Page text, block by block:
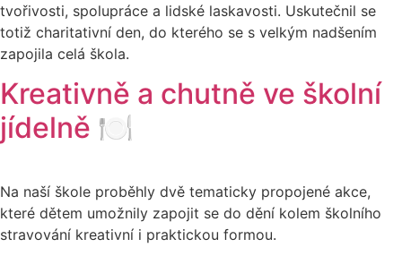
tvořivosti, spolupráce a lidské laskavosti. Uskutečnil se
totiž charitativní den, do kterého se s velkým nadšením
zapojila celá škola.
Kreativně a chutně ve školní
jídelně 🍽️
Na naší škole proběhly dvě tematicky propojené akce,
které dětem umožnily zapojit se do dění kolem školního
stravování kreativní i praktickou formou.